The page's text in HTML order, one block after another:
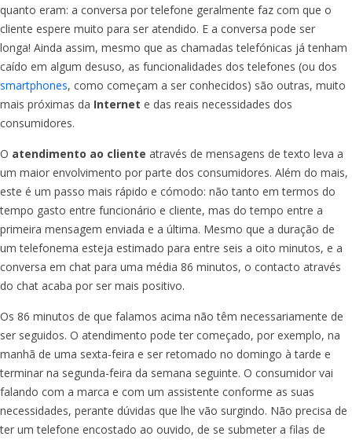
quanto eram: a conversa por telefone geralmente faz com que o
cliente espere muito para ser atendido. E a conversa pode ser
longa! Ainda assim, mesmo que as chamadas telefónicas já tenham
caído em algum desuso, as funcionalidades dos telefones (ou dos
smartphones, como começam a ser conhecidos) são outras, muito
mais próximas da Internet e das reais necessidades dos
consumidores.
O atendimento ao cliente através de mensagens de texto leva a
um maior envolvimento por parte dos consumidores. Além do mais,
este é um passo mais rápido e cómodo: não tanto em termos do
tempo gasto entre funcionário e cliente, mas do tempo entre a
primeira mensagem enviada e a última. Mesmo que a duração de
um telefonema esteja estimado para entre seis a oito minutos, e a
conversa em chat para uma média 86 minutos, o contacto através
do chat acaba por ser mais positivo.
Os 86 minutos de que falamos acima não têm necessariamente de
ser seguidos. O atendimento pode ter começado, por exemplo, na
manhã de uma sexta-feira e ser retomado no domingo à tarde e
terminar na segunda-feira da semana seguinte. O consumidor vai
falando com a marca e com um assistente conforme as suas
necessidades, perante dúvidas que lhe vão surgindo. Não precisa de
ter um telefone encostado ao ouvido, de se submeter a filas de